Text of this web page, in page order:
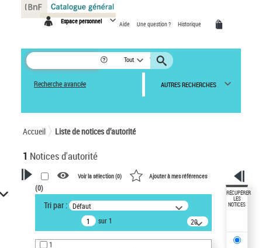
Espace personnel Aide Une question ? Historique
Tout
Recherche avancée AUTRES RECHERCHES
Accueil Liste de notices d’autorité
1 Notices d'autorité
VOTRE RECHERCHE
Recherche avancée dans les
notices d’autorité
Œuvres liées à l'auteur :
Voir la sélection (0) Ajouter à mes références
(0)
Tri par : Défaut
sur 1
20
résultats/page
1
RÉCUPÉRER
LES
NOTICES
Panneau de gestion des cookies